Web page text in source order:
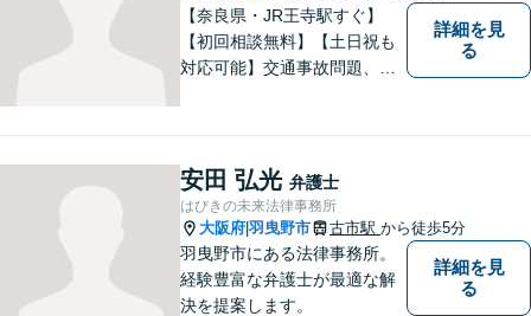
【奈良県・JR王寺駅すぐ】
【初回相談無料】【土日祝も
対応可能】交通事故問題、遺
提供しています。
詳細を見
る
安田 弘光 弁護士
はびきの未来法律事務所
大阪府 羽曳野市 古市駅 から徒歩5分
羽曳野市にある法律事務所。
経験豊富な弁護士が最適な解
決を提案します。
詳細を見
る